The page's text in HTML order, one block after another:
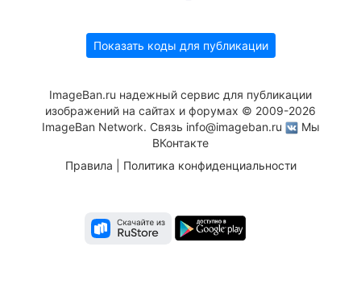
Показать коды для публикации
ImageBan.ru надежный сервис для публикации
изображений на сайтах и форумах © 2009-2026
ImageBan Network. Связь info@imageban.ru
Мы
ВКонтакте
Правила
Политика конфиденциальности